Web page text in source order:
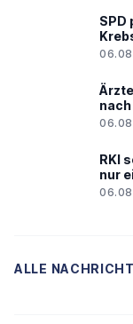
SPD
RKI
nur
ALLE